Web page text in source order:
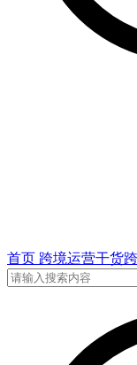
首页 跨境运营干货